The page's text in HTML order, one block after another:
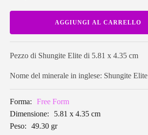
Shungite
Elite
form
AGGIUNGI AL CARRELLO
Pezzo di Shungite Elite di 5.81 x 4.35 cm
Nome del minerale in inglese: Shungite Elite
Forma:
Free Form
Dimensione:
5.81 x 4.35 cm
Peso:
49.30 gr